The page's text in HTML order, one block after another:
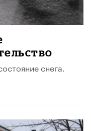
снега.